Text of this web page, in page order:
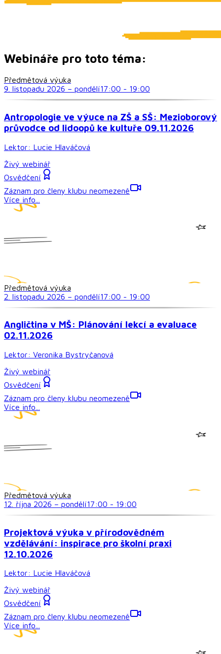
Webináře pro toto téma:
Předmětová výuka
9. listopadu 2026 – pondělí17:00 - 19:00
Antropologie ve výuce na ZŠ a SŠ: Mezioborový
průvodce od lidoopů ke kultuře 09.11.2026
Lektor: Lucie Hlaváčová
Živý webinář
Osvědčení
Záznam pro členy klubu neomezeně
Více info...
Předmětová výuka
2. listopadu 2026 – pondělí17:00 - 19:00
Angličtina v MŠ: Plánování lekcí a evaluace
02.11.2026
Lektor: Veronika Bystryčanová
Živý webinář
Osvědčení
Záznam pro členy klubu neomezeně
Více info...
Předmětová výuka
12. října 2026 – pondělí17:00 - 19:00
Projektová výuka v přírodovědném
vzdělávání: inspirace pro školní praxi
12.10.2026
Lektor: Lucie Hlaváčová
Živý webinář
Osvědčení
Záznam pro členy klubu neomezeně
Více info...